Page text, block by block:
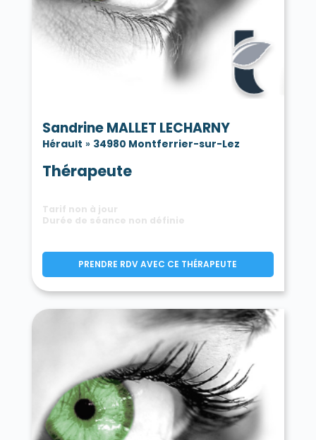
Sandrine MALLET LECHARNY
Hérault » 34980 Montferrier-sur-Lez
Thérapeute
Tarif non à jour
Durée de séance non définie
PRENDRE RDV AVEC CE THÉRAPEUTE